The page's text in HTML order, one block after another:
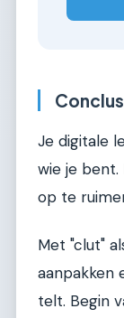
Je digitale
wie je
op te
Met "clut"
aanpakken
telt. Begin